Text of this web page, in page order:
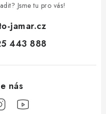
Jsme tu pro vás!
jamar.cz
443 888